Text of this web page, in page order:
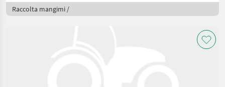
Raccolta mangimi /